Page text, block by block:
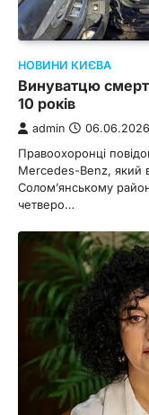
НОВИНИ КИЄВА
Винуватцю
10 років
admin 06.06.2026
Правоохоронці
Mercedes-Benz, який
Солом’янському
четверо…